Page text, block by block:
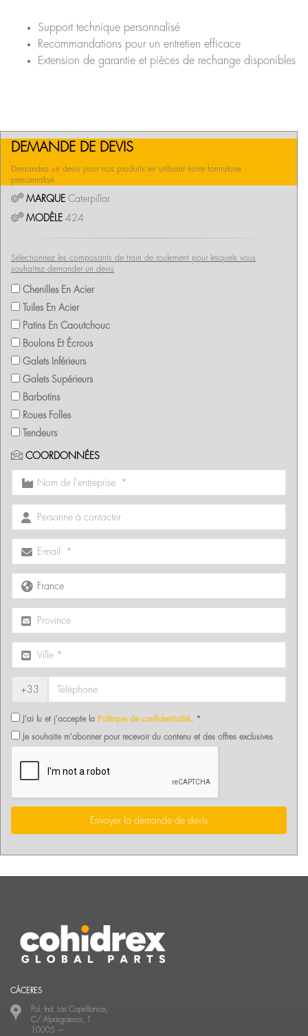
Support technique personnalisé
Recommandations pour un entretien efficace
Extension de garantie et pièces de rechange disponibles
DEMANDE DE DEVIS
Demandez un devis pour nos produits en utilisant notre formulaire
personnalisé
MARQUE Caterpillar
MODÈLE 424
Sélectionnez les composants de train de roulement pour lesquels vous
souhaitez demander un devis
Chenilles En Acier
Tuiles En Acier
Patins En Caoutchouc
Boulons Et Écrous
Galets Inférieurs
Galets Supérieurs
Barbotins
Roues Folles
Tendeurs
COORDONNÉES
+33
J'ai lu et j'accepte la Politique de confidentialité. *
Je souhaite m'abonner pour recevoir du contenu et des offres exclusives
Envoyer la demande de devis
CÁCERES
Pol. Ind. Las Capellanías,
C/ Alpargateros, 1
10005 —